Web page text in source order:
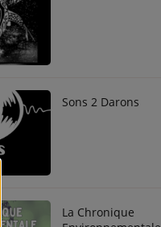
Sons 2 Darons
La Chronique